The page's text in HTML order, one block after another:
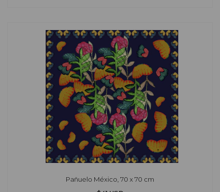
Pañuelo México, 70 x 70 cm